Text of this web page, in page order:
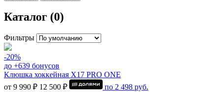
Каталог (0)
Фильтры
-20%
до +639 бонусов
Клюшка хоккейная Х17 PRO ONE
от 9 990 ₽ 12 500 ₽ по 2 498 руб.